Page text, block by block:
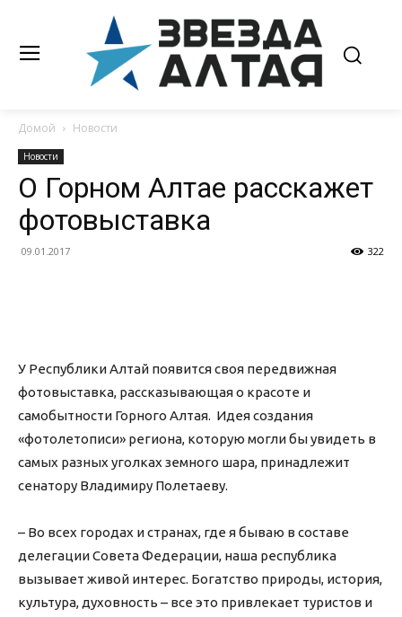
Домой Новости
Новости
О Горном Алтае расскажет
фотовыставка
09.01.2017 322
У Республики Алтай появится своя передвижная
фотовыставка, рассказывающая о красоте и
самобытности Горного Алтая. Идея создания
«фотолетописи» региона, которую могли бы увидеть в
самых разных уголках земного шара, принадлежит
сенатору Владимиру Полетаеву.
– Во всех городах и странах, где я бываю в составе
делегации Совета Федерации, наша республика
вызывает живой интерес. Богатство природы, история,
культура, духовность – все это привлекает туристов и